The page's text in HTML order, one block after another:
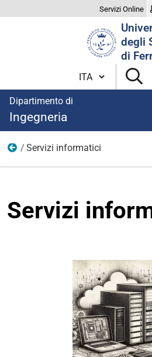
Servizi Online
degli
di
Cambia lingua
Dipartimento di
Ingegneria
Immagini
Servizi informatici
Servizi